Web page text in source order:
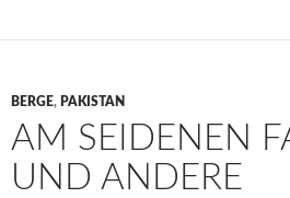
BERGE, PAKISTAN
AM SEIDENEN
UND ANDERE